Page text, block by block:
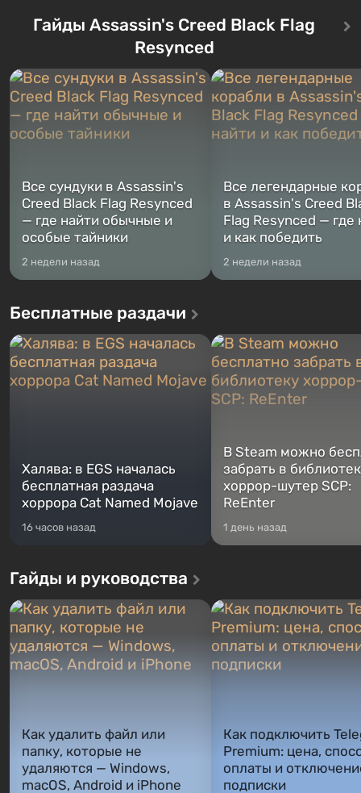
Оно же, по задумке специалистов
Vault-Tec, должно открыться
первым после того, как на
Место действия Fallout...
сразу трех персонажей:
Тревора и Франклина,
Жанр и...
Гайды Assassin's Creed Black Flag
Resynced
Все сундуки в Assassin's
Creed Black Flag Resynced
— где найти обычные и
особые тайники
2 недели назад
Все легендарные
в Assassin's Creed
Flag Resynced — где
и как победить
2 недели назад
Бесплатные раздачи
Халява: в EGS началась
бесплатная раздача
хоррора Cat Named Mojave
16 часов назад
В Steam можно
забрать в
хоррор-шутер SCP:
ReEnter
1 день назад
Гайды и руководства
Как удалить файл или
папку, которые не
удаляются — Windows,
macOS, Android и iPhone
Как подключить
Premium: цена,
оплаты и
подписки